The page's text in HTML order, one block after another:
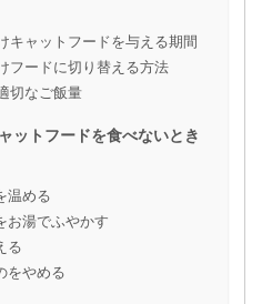
キャットフードを与える期間
フードに切り替える方法
切なご飯量
ットフードを食べないとき
温める
お湯でふやかす
る
をやめる